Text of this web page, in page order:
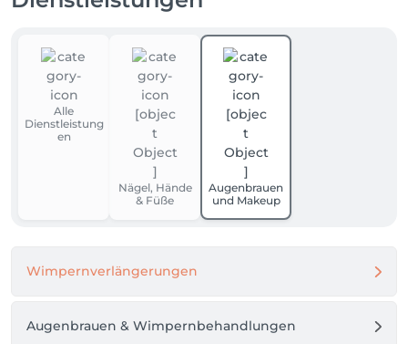
Alle
Dienstleistung
en
Nägel, Hände
& Füße
Augenbrauen
und Makeup
Wimpernverlängerungen
Augenbrauen & Wimpernbehandlungen